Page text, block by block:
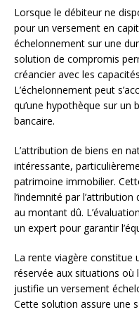
Lorsque le débiteur ne
pour un versement en
échelonnement sur une
solution de compromis
créancier avec les
L’échelonnement peut
qu’une hypothèque sur
bancaire.
L’attribution de biens en
intéressante,
patrimoine immobilier.
l’indemnité par
au montant dû.
un expert pour garantir
La rente viagère constitue
réservée aux situations où
justifie un versement
Cette solution assure une